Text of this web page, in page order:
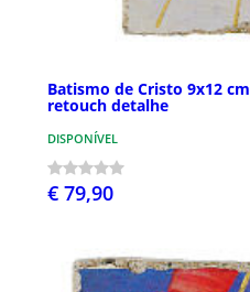
Batismo de Cristo 9x12
retouch detalhe
DISPONÍVEL
€ 79,90